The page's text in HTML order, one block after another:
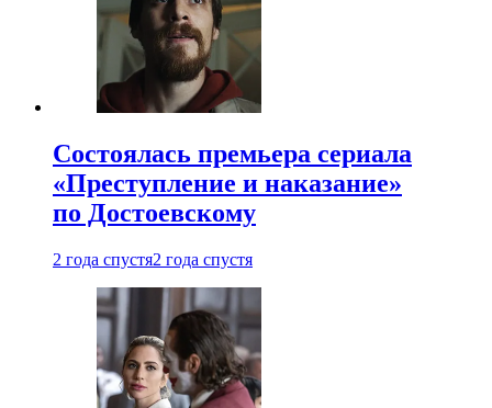
Состоялась премьера сериала
«Преступление и наказание»
по Достоевскому
2 года спустя2 года спустя